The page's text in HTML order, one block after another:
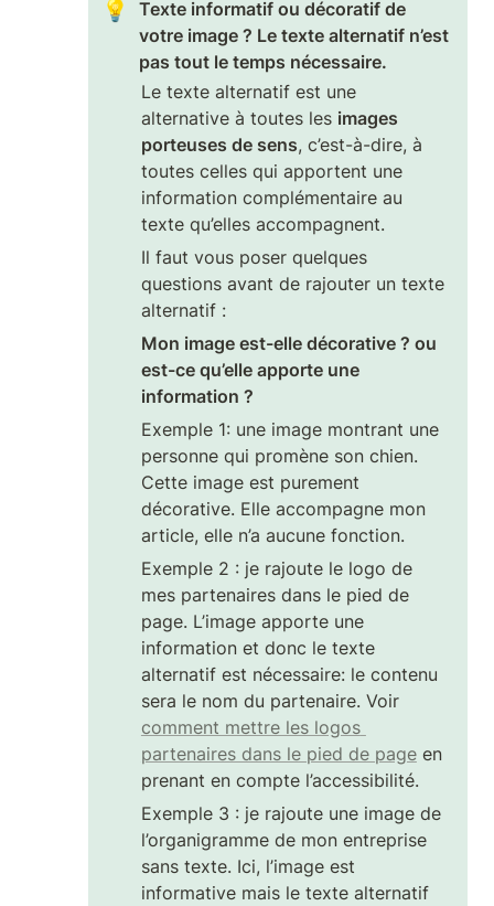
💡
Texte informatif ou décoratif de
votre image ? Le texte alternatif n’est
pas tout le temps nécessaire.
Le texte alternatif est une
alternative à toutes les images
porteuses de sens, c’est-à-dire, à
toutes celles qui apportent une
information complémentaire au
texte qu’elles accompagnent.
Il faut vous poser quelques
questions avant de rajouter un texte
alternatif :
Mon image est-elle décorative ? ou
est-ce qu’elle apporte une
information ?
Exemple 1: une image montrant une
personne qui promène son chien.
Cette image est purement
décorative. Elle accompagne mon
article, elle n’a aucune fonction.
Exemple 2 : je rajoute le logo de
mes partenaires dans le pied de
page. L’image apporte une
information et donc le texte
alternatif est nécessaire: le contenu
sera le nom du partenaire. Voir
comment mettre les logos
partenaires dans le pied de page en
prenant en compte l’accessibilité.
Exemple 3 : je rajoute une image de
l’organigramme de mon entreprise
sans texte. Ici, l’image est
informative mais le texte alternatif